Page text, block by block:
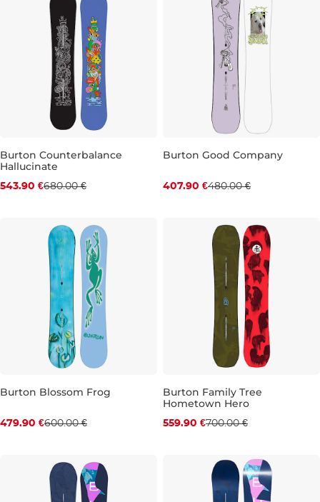
Zľava -20 %
Burton Counterbalance
Hallucinate
543.90 €680.00 €
Burton Good Company
407.90 €480.00 €
Burton Blossom Frog
479.90 €600.00 €
Zľava -20 %
Burton Family Tree
Hometown Hero
559.90 €700.00 €